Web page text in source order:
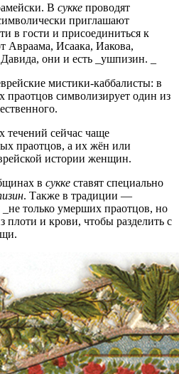
В сукке проводят
приглашают
в гости и присоединиться к
Авраама, Исаака, Иакова,
они и есть _ушпизин. _
мистики-каббалисты: в
праотцов символизирует один из
течений сейчас чаще
праотцов, а их жён или
истории женщин.
в сукке ставят специально
. Также в традиции —
_не только умерших праотцов, но
и крови, чтобы разделить с